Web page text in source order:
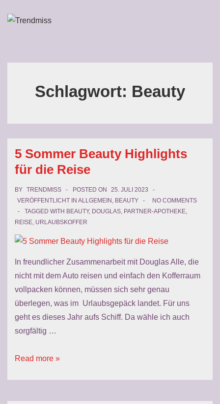
Zum
Navigation
Schlagwort: Beauty
5 Sommer Beauty Highlights
für die Reise
BY TRENDMISS POSTED ON
25. JULI 2023
VERÖFFENTLICHT IN ALLGEMEIN , BEAUTY
NO COMMENTS
TAGGED WITH BEAUTY, DOUGLAS, PARTNER-APOTHEKE,
REISE, URLAUBSKOFFER
In freundlicher Zusammenarbeit mit Douglas Alle, die
nicht mit dem Auto reisen und einfach den Kofferraum
vollpacken können, müssen sich sehr genau
überlegen, was im Urlaubsgepäck landet. Für uns
geht es dieses Jahr aufs Schiff. Da wähle ich auch
sorgfältig …
5
Highlights
Read more »